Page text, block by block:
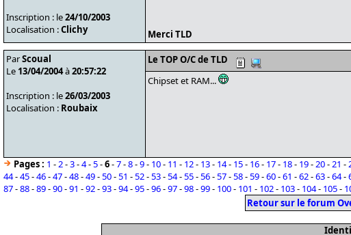
Inscription : le24/10/2003
Localisation :Clichy
Merci TLD
ParScoual
Le 13/04/2004à20:57:22
Inscription : le26/03/2003
Localisation : Roubaix
Le TOP O/C de TLD
Chipset et RAM...
Pages : 1 -2-3-4-5-6-7-8-9- 10- 11 - 12- 13- 14- 15- 16- 17- 18- 19-20-21 -
44-45-46-47-48-49-50-51 -52-53-54-55-56-57-58-59-60-61 -62-63-64-
87-88-89-90-91 -92-93-94-95-96-97-98-99- 100- 101 - 102- 103- 104- 105-
Retour sur le forum